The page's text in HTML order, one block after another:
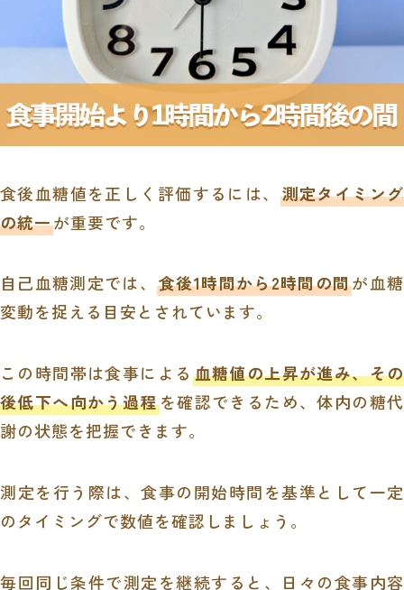
食後血糖値を正しく評価するには、 測定タイミング
の統一が重要です。
自己血糖測定では、食後1時間から2時間の間が血糖
変動を捉える目安とされています。
この時間帯は食事による 血糖値の上昇が進み、その
後低下へ向かう過程を確認できるため、体内の糖代
謝の状態を把握できます。
測定を行う際は、食事の開始時間を基準として一定
のタイミングで数値を確認しましょう。
毎回同じ条件で測定を継続すると、日々の食事内容